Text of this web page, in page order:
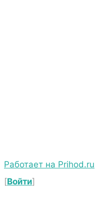
Работает на Prihod.ru
[Войти]